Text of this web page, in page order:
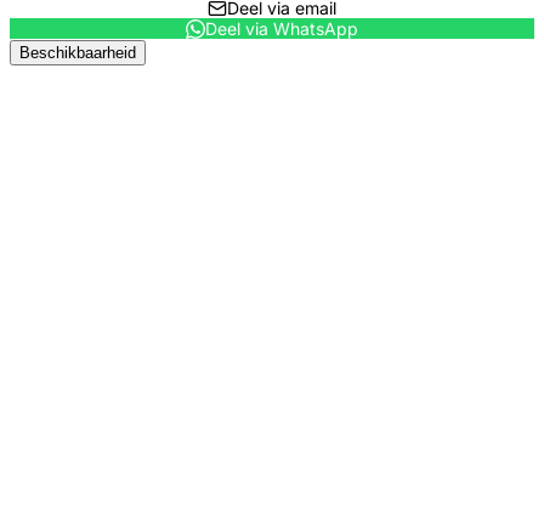
Deel via email
Deel via WhatsApp
Beschikbaarheid